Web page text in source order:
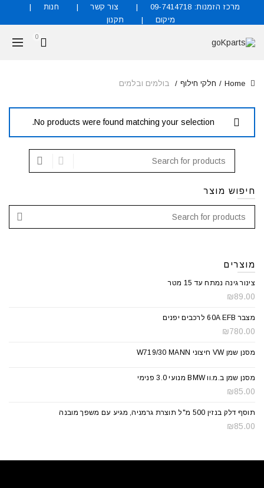
מרכז הזמנות: 09-7414718 צור קשר
חנות
מיקום
תקנון
0
Home חלקי חילוף בולמים ובלמים
No products were found matching your selection.
חיפוש מוצר
מוצרים
צינור גינה נמתח עד 15 מטר
₪89.00
מצבר 60A EFB לרכבים יפנים
₪780.00
מסנן שמן VW חיצוני W719/30 MANN
מסנן שמן ב.מ.וו BMW מנועי 3.0 פנימי
₪85.00
תוסף דלק בנזין 500 מ"ל תוצרת גרמניה, מגיע עם משפך מובנה
₪85.00